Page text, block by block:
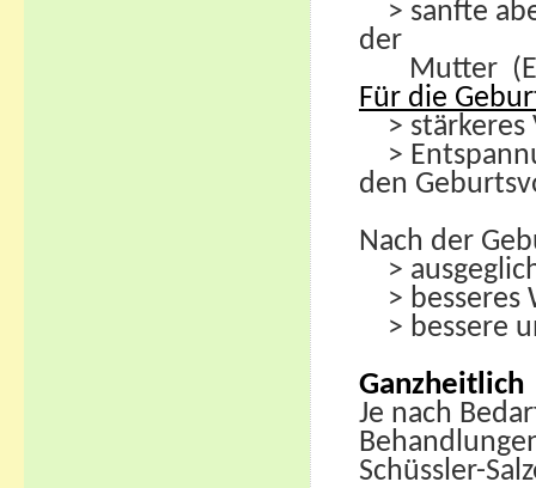
> sanfte
der
Mutter
Für die
> stärkeres
>
den
Nach der
>
> besseres
> bessere
Ganzheitlich
Je nach
Schüssler-